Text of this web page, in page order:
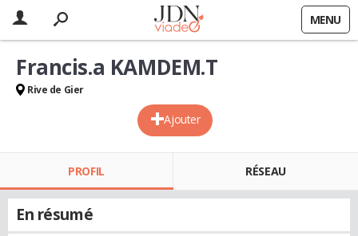
MENU
Ajouter
Francis.a KAMDEM.T
Rive de Gier
PROFIL RÉSEAU
En résumé